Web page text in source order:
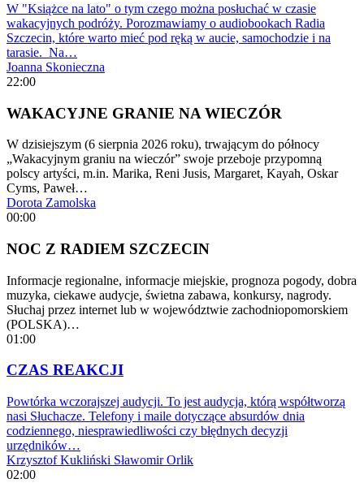
W "Książce na lato" o tym czego można posłuchać w czasie
wakacyjnych podróży. Porozmawiamy o audiobookach Radia
Szczecin, które warto mieć pod ręką w aucie, samochodzie i na
tarasie. Na…
Joanna Skonieczna
22:00
WAKACYJNE GRANIE NA WIECZÓR
W dzisiejszym (6 sierpnia 2026 roku), trwającym do północy
„Wakacyjnym graniu na wieczór” swoje przeboje przypomną
polscy artyści, m.in. Marika, Reni Jusis, Margaret, Kayah, Oskar
Cyms, Paweł…
Dorota Zamolska
00:00
NOC Z RADIEM SZCZECIN
Informacje regionalne, informacje miejskie, prognoza pogody, dobra
muzyka, ciekawe audycje, świetna zabawa, konkursy, nagrody.
Słuchaj przez internet lub w województwie zachodniopomorskiem
(POLSKA)…
01:00
CZAS REAKCJI
Powtórka wczorajszej audycji. To jest audycja, którą współtworzą
nasi Słuchacze. Telefony i maile dotyczące absurdów dnia
codziennego, niesprawiedliwości czy błędnych decyzji
urzędników…
Krzysztof Kukliński Sławomir Orlik
02:00